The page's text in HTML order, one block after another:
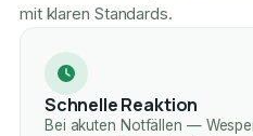
mit klaren Standards.
Schnelle Reaktion
Bei akuten Notfällen —